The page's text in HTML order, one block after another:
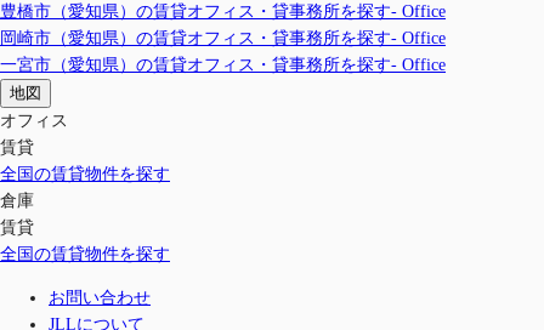
豊橋市（愛知県）の賃貸オフィス・貸事務所を探す- Office
岡崎市（愛知県）の賃貸オフィス・貸事務所を探す- Office
一宮市（愛知県）の賃貸オフィス・貸事務所を探す- Office
地図
オフィス
賃貸
全国の賃貸物件を探す
倉庫
賃貸
全国の賃貸物件を探す
お問い合わせ
JLLについて